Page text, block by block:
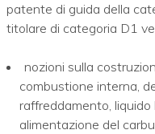
patente di guida della
titolare di categoria D1
nozioni sulla
combustione interna,
raffreddamento, liquido
alimentazione del